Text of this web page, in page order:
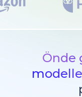
Önde